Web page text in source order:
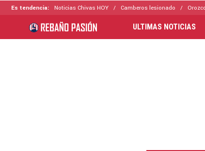
Es tendencia: Noticias Chivas HOY Camberos lesionado
ULTIMAS NOTICIAS